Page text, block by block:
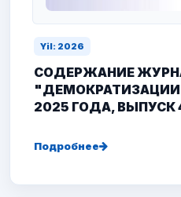
Yil: 2026
СОДЕРЖАНИЕ
"ДЕМОКРАТИЗАЦИИ
2025 ГОДА, ВЫПУСК
Подробнее